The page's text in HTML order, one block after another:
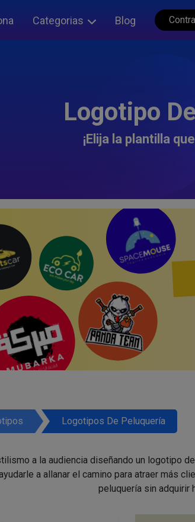
Categorias Blog
Logotipo
¡Elija la plantilla
Logotipos De Peluquería
a la audiencia diseñando un logotipo
a allanar el camino para atraer más
peluquería sin adquirir